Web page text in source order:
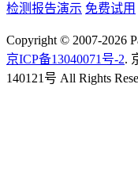
检测报告演示 免费试用
Copyright © 2007-2026
京ICP备13040071号-2.
140121号 All Rights